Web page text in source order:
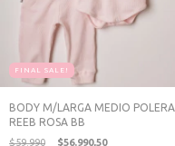
FINAL SALE!
BODY M/LARGA MEDIO POLERA
REEB ROSA BB
$59.990 $56.990,50